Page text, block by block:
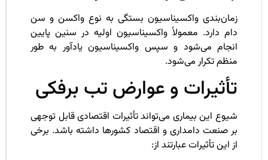
واکسیناسیون بستگی به نوع واکسن و سن
دارد. معمولاً واکسیناسیون اولیه در سنین پایین
می‌شود و سپس واکسیناسیون یادآور به طور
تکرار می‌شود.
و عوارض تب برفکی
این بیماری می‌تواند تأثیرات اقتصادی قابل توجهی
صنعت دامداری و اقتصاد کشورها داشته باشد. برخی
این تأثیرات عبارتند از: